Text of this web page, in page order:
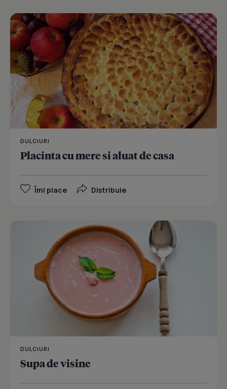
DULCIURI
Placinta cu mere si aluat de casa
Îmi place Distribuie
DULCIURI
Supa de visine